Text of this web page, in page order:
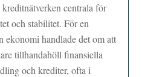
centrala för
och stabilitet. För en
ekonomi handlade det om att
tillhandahöll finansiella
och krediter, ofta i